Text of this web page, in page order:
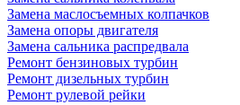
Замена маслосъемных колпачков
Замена опоры двигателя
Замена сальника распредвала
Ремонт бензиновых турбин
Ремонт дизельных турбин
Ремонт рулевой рейки